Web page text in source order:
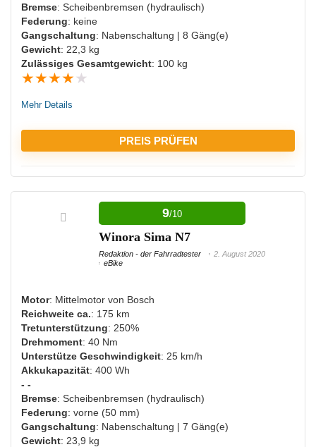
Bremse: Scheibenbremsen (hydraulisch)
Federung: keine
Gangschaltung: Nabenschaltung | 8 Gäng(e)
Gewicht: 22,3 kg
Zulässiges Gesamtgewicht: 100 kg
★★★★ ★
Mehr Details
PREIS PRÜFEN
VORTEILE:
Hohe Tretunterstützung
Viele Schaltmöglichkeiten
NACHTEILE:
Hohes Eigengewicht
Teuer
9/10
Winora Sima N7
Redaktion - der Fahrradtester
2. August 2020
eBike
Motor: Mittelmotor von Bosch
Reichweite ca.: 175 km
Tretunterstützung: 250%
Drehmoment: 40 Nm
Unterstütze Geschwindigkeit: 25 km/h
Akkukapazität: 400 Wh
- -
Bremse: Scheibenbremsen (hydraulisch)
Federung: vorne (50 mm)
Gangschaltung: Nabenschaltung | 7 Gäng(e)
Gewicht: 23,9 kg